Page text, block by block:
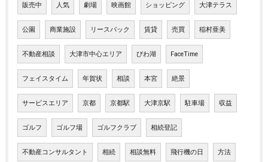
販売中 人気 劇場 映画館 ショッピング 大津テラス
公園 商業施設 リースバック 賃貸 売買 稲村亜美
不動産相談 大津市中心エリア びわ湖 FaceTime
フェイスタイム 年賀状 相談 本宮 絶景
サービスエリア 京都 京都駅 大津京駅 駐車場 収益
ゴルフ ゴルフ場 ゴルフクラブ 相続登記
不動産コンサルタント 相続 相談無料 飛行機の日 方法